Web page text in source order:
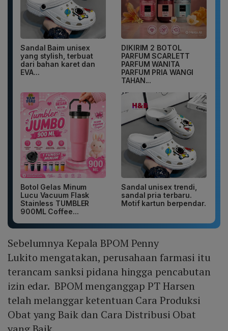
Sandal Baim unisex
yang stylish, terbuat
dari bahan karet dan
EVA...
DIKIRIM 2 BOTOL
PARFUM SCARLETT
PARFUM WANITA
PARFUM PRIA WANGI
TAHAN...
Botol Gelas Minum
Lucu Vacuum Flask
Stainless TUMBLER
900ML Coffee...
Sandal unisex trendi,
sandal pria terbaru.
Motif kartun berpendar.
Sebelumnya Kepala BPOM Penny
Lukito mengatakan, perusahaan farmasi itu
terancam sanksi pidana hingga pencabutan
izin edar. BPOM menganggap PT Harsen
telah melanggar ketentuan Cara Produksi
Obat yang Baik dan Cara Distribusi Obat